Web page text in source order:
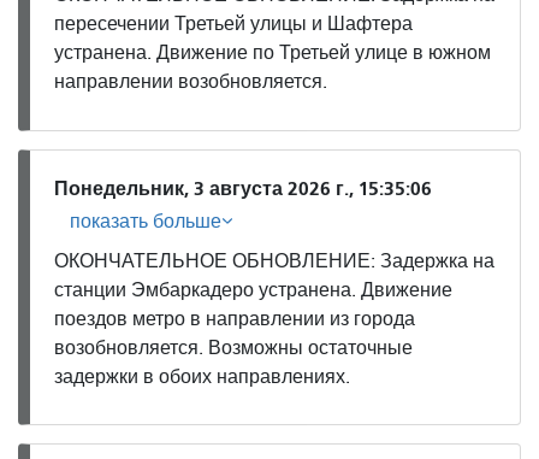
пересечении Третьей улицы и Шафтера
устранена. Движение по Третьей улице в южном
направлении возобновляется.
Понедельник, 3 августа 2026 г., 15:35:06
показать больше
ОКОНЧАТЕЛЬНОЕ ОБНОВЛЕНИЕ: Задержка на
станции Эмбаркадеро устранена. Движение
поездов метро в направлении из города
возобновляется. Возможны остаточные
задержки в обоих направлениях.